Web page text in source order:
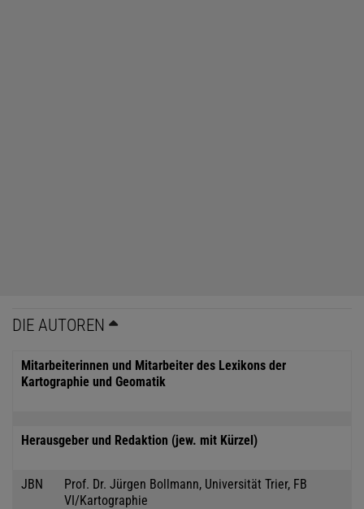
DIE AUTOREN
Mitarbeiterinnen und Mitarbeiter des Lexikons der
Kartographie und Geomatik
Herausgeber und Redaktion (jew. mit Kürzel)
JBN
Prof. Dr. Jürgen Bollmann, Universität Trier, FB
VI/Kartographie